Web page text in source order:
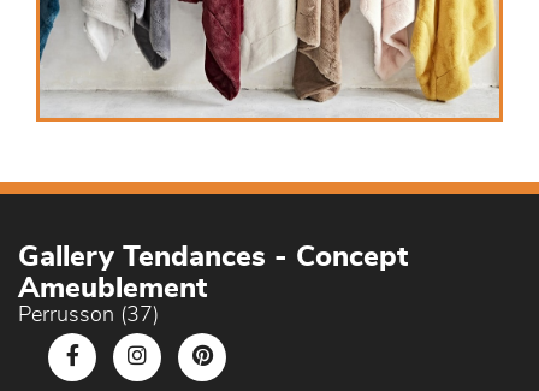
Gallery Tendances - Concept
Ameublement
Perrusson (37)